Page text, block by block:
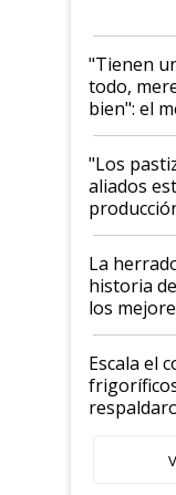
"Tienen
todo,
bien": el
para el
foco en la
"Los
aliados
la
La
historia
los
todavía
animales:
haciendo
Escala el